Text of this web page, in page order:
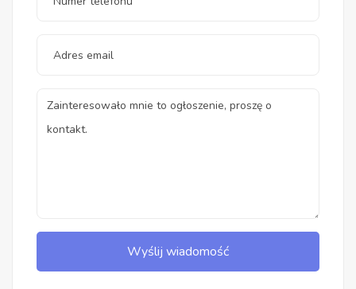
Wyślij wiadomość